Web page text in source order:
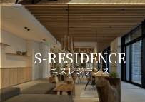
S-RESIDENCE
エスレジデンス